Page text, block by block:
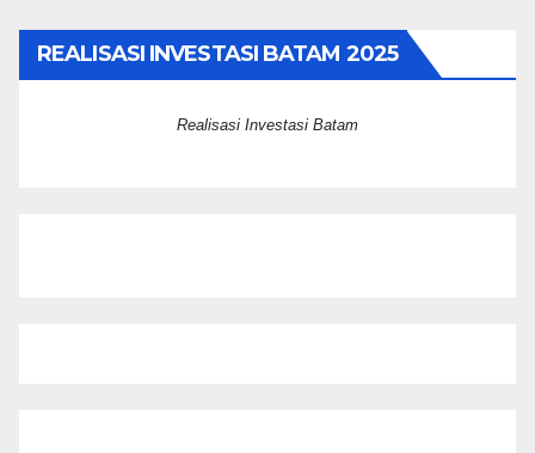
REALISASI INVESTASI BATAM 2025
Realisasi Investasi Batam